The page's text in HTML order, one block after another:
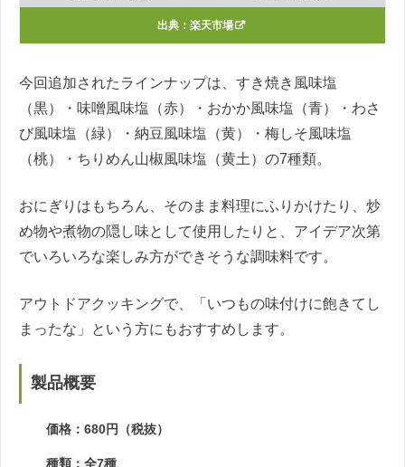
出典： 楽天市場
今回追加されたラインナップは、すき焼き風味塩
（黒）・味噌風味塩（赤）・おかか風味塩（青）・わさ
び風味塩（緑）・納豆風味塩（黄）・梅しそ風味塩
（桃）・ちりめん山椒風味塩（黄土）の7種類。
おにぎりはもちろん、そのまま料理にふりかけたり、炒
め物や煮物の隠し味として使用したりと、アイデア次第
でいろいろな楽しみ方ができそうな調味料です。
アウトドアクッキングで、「いつもの味付けに飽きてし
まったな」という方にもおすすめします。
製品概要
価格：680円（税抜）
種類：全7種